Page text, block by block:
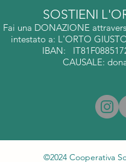
SOSTIENI
​Fai una DONAZIONE
intestato a:​ L'ORTO
​IBAN:
CAUSALE:
©2024 Cooperativa